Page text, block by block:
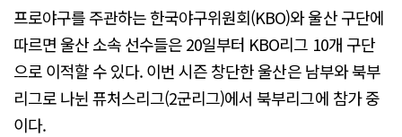
프로야구를 주관하는 한국야구위원회(KBO)와 울산 구단에
따르면 울산 소속 선수들은 20일부터 KBO리그 10개 구단
으로 이적할 수 있다. 이번 시즌 창단한 울산은 남부와 북부
리그로 나뉜 퓨처스리그(2군리그)에서 북부리그에 참가 중
이다.